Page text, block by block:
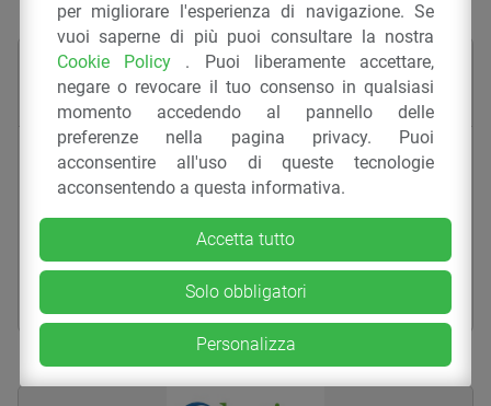
Buste in PE da sottoprodotto – 1502
PSV SOTT
IMBALLAGGI
PE
SOTTOPRODOTTO
per migliorare l'esperienza di navigazione. Se
vuoi saperne di più puoi consultare la nostra
Cookie Policy . Puoi liberamente accettare,
negare o revocare il tuo consenso in qualsiasi
momento accedendo al pannello delle
preferenze nella pagina privacy. Puoi
acconsentire all'uso di queste tecnologie
acconsentendo a questa informativa.
Accetta tutto
Solo obbligatori
Personalizza